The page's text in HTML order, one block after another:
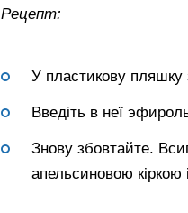
Рецепт:
У пластикову пляшку
Введіть в неї
Знову збовтайте.
апельсиновою кіркою